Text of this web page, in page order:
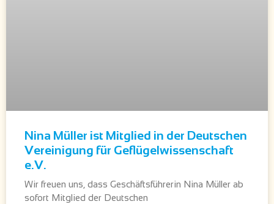
Nina Müller ist Mitglied in der Deutschen
Vereinigung für Geflügelwissenschaft
e.V.
Wir freuen uns, dass Geschäftsführerin Nina Müller ab
sofort Mitglied der Deutschen